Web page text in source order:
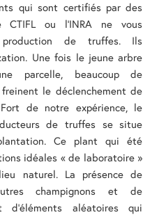
qui sont certifiés par des
ou l’INRA ne vous
de truffes. Ils
Une fois le jeune arbre
parcelle, beaucoup de
le déclenchement de
de notre expérience, le
de truffes se situe
Ce plant qui été
idéales « de laboratoire »
naturel. La présence de
champignons et de
d’éléments aléatoires qui